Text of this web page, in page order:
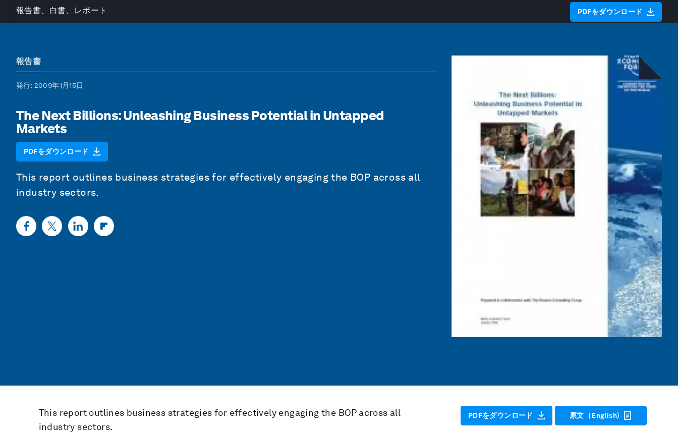
報告書、白書、レポート PDFをダウンロード
報告書
発行: 2009年1月15日
The Next Billions: Unleashing Business Potential in Untapped
Markets
PDFをダウンロード
This report outlines business strategies for effectively engaging the BOP across all
industry sectors.
This report outlines business strategies for effectively engaging the BOP across all
industry sectors.
PDFをダウンロード 原文（English)